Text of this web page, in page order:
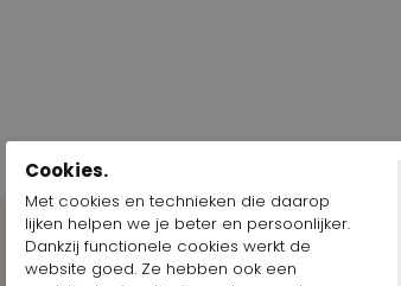
Shop the Look
Cookies.
Met cookies en technieken die daarop
lijken helpen we je beter en persoonlijker.
Dankzij functionele cookies werkt de
website goed. Ze hebben ook een